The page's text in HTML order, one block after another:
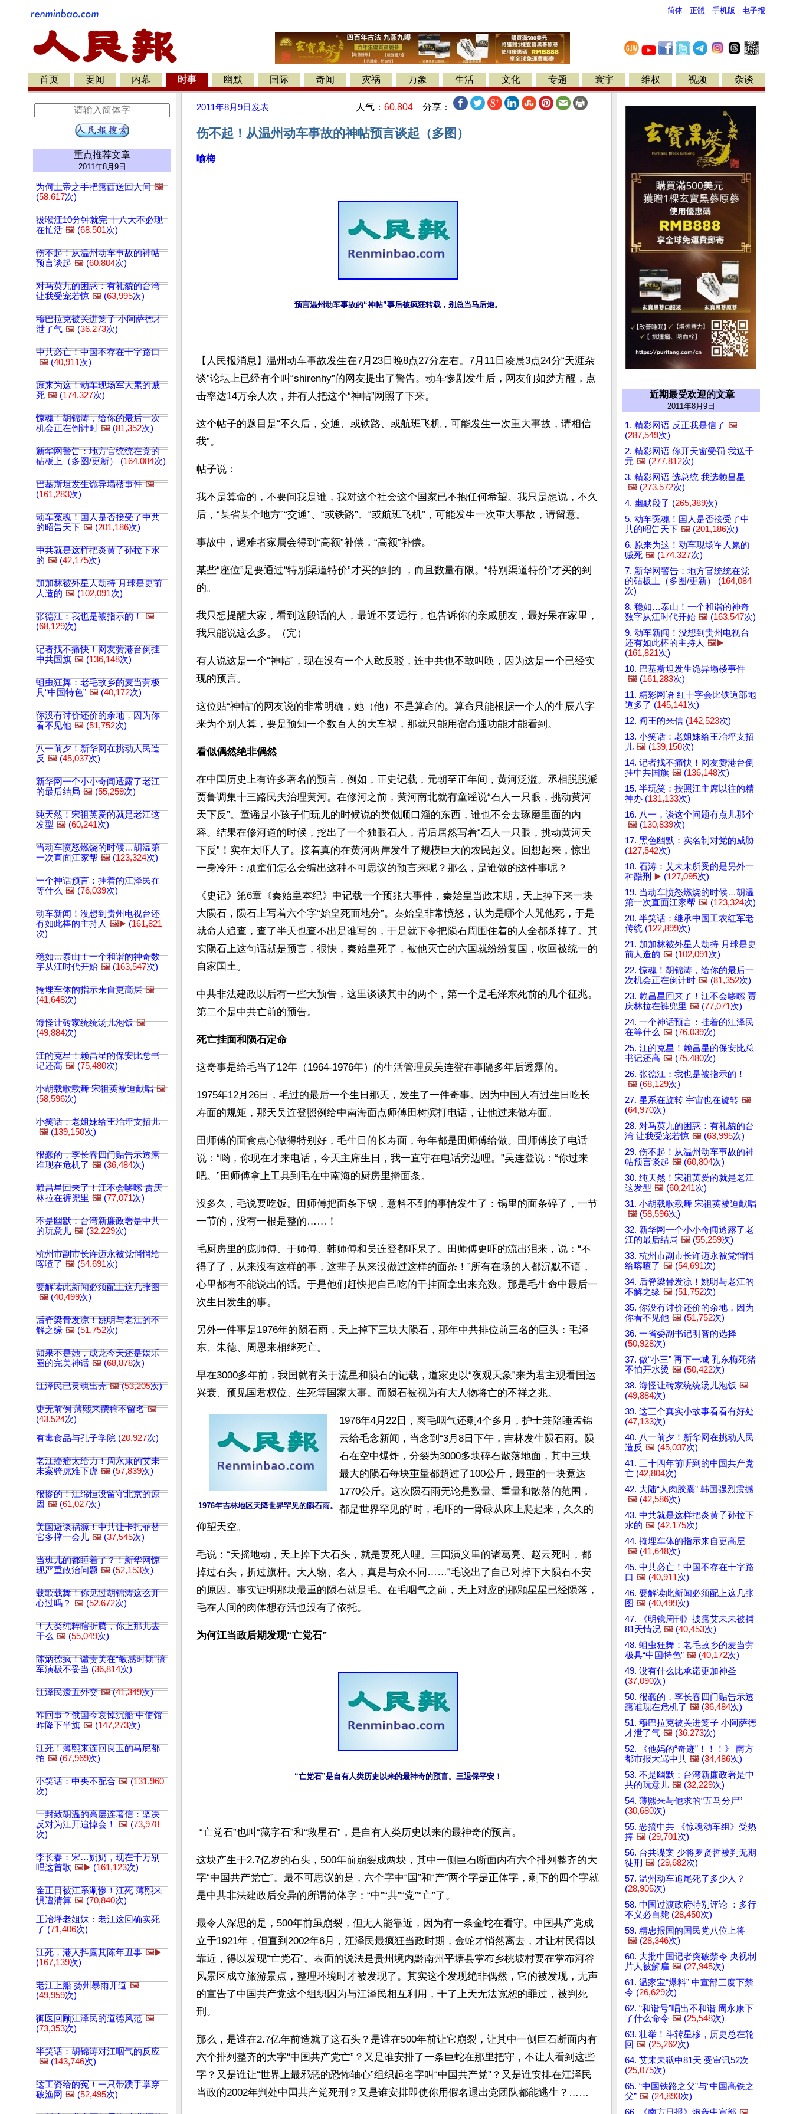
简体 - 正體 - 手机版 - 电子报
首页 要闻 内幕 时事 幽默 国际 奇闻 灾祸 万象 生活 文化 专题 寰宇 维权 视频 杂谈
重点推荐文章
2011年8月9日
为何上帝之手把露西送回人间 🖼️
(58,617次)
拔喉江10分钟就完 十八大不必现
在忙活 🖼️ (68,501次)
伤不起！从温州动车事故的神帖
预言谈起 🖼️ (60,804次)
对马英九的困惑：有礼貌的台湾
让我受宠若惊 🖼️ (63,995次)
穆巴拉克被关进笼子 小阿萨德才
泄了气 🖼️ (36,273次)
中共必亡！中国不存在十字路口
🖼️ (40,911次)
原来为这！动车现场军人累的贼
死 🖼️ (174,327次)
惊魂！胡锦涛，给你的最后一次
机会正在倒计时 🖼️ (81,352次)
新华网警告：地方官统统在党的
砧板上（多图/更新） (164,084次)
巴基斯坦发生诡异塌楼事件 🖼️
(161,283次)
动车冤魂！国人是否接受了中共
的昭告天下 🖼️ (201,186次)
中共就是这样把炎黄子孙拉下水
的 🖼️ (42,175次)
加加林被外星人劫持 月球是史前
人造的 🖼️ (102,091次)
张德江：我也是被指示的！ 🖼️
(68,129次)
记者找不痛快！网友赞港台倒挂
中共国旗 🖼️ (136,148次)
蛆虫狂舞：老毛故乡的麦当劳极
具“中国特色” 🖼️ (40,172次)
你没有讨价还价的余地，因为你
看不见他 🖼️ (51,752次)
八一前夕！新华网在挑动人民造
反 🖼️ (45,037次)
新华网一个小小奇闻透露了老江
的最后结局 🖼️ (55,259次)
纯天然！宋祖英爱的就是老江这
发型 🖼️ (60,241次)
当动车愤怒燃烧的时候…胡温第
一次直面江家帮 🖼️ (123,324次)
一个神话预言：挂着的江泽民在
等什么 🖼️ (76,039次)
动车新闻！没想到贵州电视台还
有如此棒的主持人 🖼️▶️ (161,821
次)
稳如…泰山！一个和谐的神奇数
字从江时代开始 🖼️ (163,547次)
掩埋车体的指示来自更高层 🖼️
(41,648次)
海怪让砖家统统汤儿泡饭 🖼️
(49,884次)
江的克星！赖昌星的保安比总书
记还高 🖼️ (75,480次)
小胡载歌载舞 宋祖英被迫献唱 🖼️
(58,596次)
小笑话：老姐妹给王冶坪支招儿
🖼️ (139,150次)
很蠢的，李长春四门贴告示透露
谁现在危机了 🖼️ (36,484次)
赖昌星回来了！江不会哆嗦 贾庆
林拉在裤兜里 🖼️ (77,071次)
不是幽默：台湾新廉政署是中共
的玩意儿 🖼️ (32,229次)
杭州市副市长许迈永被党悄悄给
喀喳了 🖼️ (54,691次)
要解读此新闻必须配上这几张图
🖼️ (40,499次)
后脊梁骨发凉！姚明与老江的不
解之缘 🖼️ (51,752次)
如果不是她，成龙今天还是娱乐
圈的完美神话 🖼️ (68,878次)
江泽民已灵魂出壳 🖼️(53,205次)
史无前例 薄熙来撰稿不留名 🖼️
(43,524次)
有毒食品与孔子学院 (20,927次)
老江癌瘤太给力！周永康的艾未
未案骑虎难下虎 🖼️ (57,839次)
很惨的！江绵恒没留守北京的原
因 🖼️ (61,027次)
美国避谈祸源！中共让卡扎菲替
它多撑一会儿 🖼️ (37,545次)
当班儿的都睡着了？！新华网惊
现严重政治问题 🖼️ (52,153次)
载歌载舞！你见过胡锦涛这么开
心过吗？ 🖼️ (52,672次)
！人类纯粹瞎折腾，你上那儿去
干么 🖼️ (55,049次)
陈炳德疯！谴责美在“敏感时期”搞
军演极不妥当 (36,814次)
江泽民遗丑外交 🖼️(41,349次)
咋回事？俄国今哀悼沉船 中使馆
昨降下半旗 🖼️ (147,273次)
江死！薄熙来连回良玉的马屁都
拍 🖼️ (67,969次)
小笑话：中央不配合 🖼️(131,960
次)
一封致胡温的高层连署信：坚决
反对为江开追悼会！
🖼️ (73,978
次)
李长春：宋…奶奶，现在千万别
唱这首歌 🖼️▶️ (161,123次)
金正日被江系涮惨！江死 薄熙来
惧遭清算 🖼️ (70,840次)
王冶坪老姐妹：老江这回确实死
了 (71,406次)
江死，港人抖露其陈年丑事 🖼️▶️
(167,139次)
老江上船 扬州暴雨开道 🖼️
(49,959次)
御医回顾江泽民的道德风范 🖼️
(73,353次)
半笑话：胡锦涛对江咽气的反应
🖼️ (143,746次)
这工资给的冤！一只带蹼手掌穿
破渔网 🖼️ (52,495次)
2011年8月9日 发表 人气： 60,804 分享：
伤不起！从温州动车事故的神帖预言谈起（多图）
喻梅
预言温州动车事故的“神帖”事后被疯狂转载，别总当马后炮。
【人民报消息】温州动车事故发生在7月23日晚8点27分左右。7月11日凌晨3点24分“天涯杂
谈”论坛上已经有个叫“shirenhy”的网友提出了警告。动车惨剧发生后，网友们如梦方醒，点
击率达14万余人次，并有人把这个“神帖”网照了下来。
这个帖子的题目是“不久后，交通、或铁路、或航班飞机，可能发生一次重大事故，请相信
我”。
帖子说：
我不是算命的，不要问我是谁，我对这个社会这个国家已不抱任何希望。我只是想说，不久
后，“某省某个地方”“交通”、“或铁路”、“或航班飞机”，可能发生一次重大事故，请留意。
事故中，遇难者家属会得到“高额”补偿，“高额”补偿。
某些“座位”是要通过“特别渠道特价”才买的到的 ，而且数量有限。“特别渠道特价”才买的到
的。
我只想提醒大家，看到这段话的人，最近不要远行，也告诉你的亲戚朋友，最好呆在家里，
我只能说这么多。（完）
有人说这是一个“神帖”，现在没有一个人敢反驳，连中共也不敢叫唤，因为这是一个已经实
现的预言。
这位贴“神帖”的网友说的非常明确，她（他）不是算命的。算命只能根据一个人的生辰八字
来为个别人算，要是预知一个数百人的大车祸，那就只能用宿命通功能才能看到。
看似偶然绝非偶然
在中国历史上有许多著名的预言，例如，正史记载，元朝至正年间，黄河泛滥。丞相脱脱派
贾鲁调集十三路民夫治理黄河。在修河之前，黄河南北就有童谣说“石人一只眼，挑动黄河
天下反”。童谣是小孩子们玩儿的时候说的类似顺口溜的东西，谁也不会去琢磨里面的内
容。结果在修河道的时候，挖出了一个独眼石人，背后居然写着“石人一只眼，挑动黄河天
下反”！实在太吓人了。接着真的在黄河两岸发生了规模巨大的农民起义。回想起来，惊出
一身冷汗：顽童们怎么会编出这种不可思议的预言来呢？那么，是谁做的这件事呢？
《史记》第6章《秦始皇本纪》中记载一个预兆大事件，秦始皇当政末期，天上掉下来一块
大陨石，陨石上写着六个字“始皇死而地分”。秦始皇非常愤怒，认为是哪个人咒他死，于是
就命人追查，查了半天也查不出是谁写的，于是就下令把陨石周围住着的人全都杀掉了。其
实陨石上这句话就是预言，很快，秦始皇死了，被他灭亡的六国就纷纷复国，收回被统一的
自家国土。
中共非法建政以后有一些大预告，这里谈谈其中的两个，第一个是毛泽东死前的几个征兆。
第二个是中共亡前的预告。
死亡挂面和陨石定命
这奇事是给毛当了12年（1964-1976年）的生活管理员吴连登在事隔多年后透露的。
1975年12月26日，毛过的最后一个生日那天，发生了一件奇事。因为中国人有过生日吃长
寿面的规矩，那天吴连登照例给中南海面点师傅田树滨打电话，让他过来做寿面。
田师傅的面食点心做得特别好，毛生日的长寿面，每年都是田师傅给做。田师傅接了电话
说：“哟，你现在才来电话，今天主席生日，我一直守在电话旁边哩。”吴连登说：“你过来
吧。”田师傅拿上工具到毛在中南海的厨房里擀面条。
没多久，毛说要吃饭。田师傅把面条下锅，意料不到的事情发生了：锅里的面条碎了，一节
一节的，没有一根是整的……！
毛厨房里的庞师傅、于师傅、韩师傅和吴连登都吓呆了。田师傅更吓的流出泪来，说：“不
得了了，从来没有这样的事，这辈子从来没做过这样的面条！”所有在场的人都沉默不语，
心里都有不能说出的话。于是他们赶快把自己吃的干挂面拿出来充数。那是毛生命中最后一
次生日发生的事。
另外一件事是1976年的陨石雨，天上掉下三块大陨石，那年中共排位前三名的巨头：毛泽
东、朱德、周恩来相继死亡。
早在3000多年前，我国就有关于流星和陨石的记载，道家更以“夜观天象”来为君主观看国运
兴衰、预见国君权位、生死等国家大事。而陨石被视为有大人物将亡的不祥之兆。
1976年吉林地区天降世界罕见的陨石雨。
1976年4月22日，离毛咽气还剩4个多月，护士兼陪睡孟锦
云给毛念新闻，当念到“3月8日下午，吉林发生陨石雨。陨
石在空中爆炸，分裂为3000多块碎石散落地面，其中三块
最大的陨石每块重量都超过了100公斤，最重的一块竟达
1770公斤。这次陨石雨无论是数量、重量和散落的范围，
都是世界罕见的”时，毛吓的一骨碌从床上爬起来，久久的
仰望天空。
毛说：“天摇地动，天上掉下大石头，就是要死人哩。三国演义里的诸葛亮、赵云死时，都
掉过石头，折过旗杆。大人物、名人，真是与众不同……”毛说出了自己对掉下大陨石不安
的原因。事实证明那块最重的陨石就是毛。在毛咽气之前，天上对应的那颗星星已经陨落，
毛在人间的肉体想存活也没有了依托。
为何江当政后期发现“亡党石”
“亡党石”是自有人类历史以来的最神奇的预言。三退保平安！
“亡党石”也叫“藏字石”和“救星石”，是自有人类历史以来的最神奇的预言。
这块产生于2.7亿岁的石头，500年前崩裂成两块，其中一侧巨石断面内有六个排列整齐的大
字“中国共产党亡”。最不可思议的是，六个字中“国”和“产”两个字是正体字，剩下的四个字就
是中共非法建政后变异的所谓简体字：“中”“共”“党”“亡”了。
最令人深思的是，500年前虽崩裂，但无人能靠近，因为有一条金蛇在看守。中国共产党成
立于1921年，但直到2002年6月，江泽民最疯狂当政时期，金蛇才悄然离去，才让村民得以
靠近，得以发现“亡党石”。表面的说法是贵州境内黔南州平塘县掌布乡桃坡村要在掌布河谷
风景区成立旅游景点，整理环境时才被发现了。其实这个发现绝非偶然，它的被发现，无声
的宣告了中国共产党这个组织因为与江泽民相互利用，干了上天无法宽恕的罪过，被判死
刑。
那么，是谁在2.7亿年前造就了这石头？是谁在500年前让它崩裂，让其中一侧巨石断面内有
六个排列整齐的大字“中国共产党亡”？又是谁安排了一条巨蛇在那里把守，不让人看到这些
字？又是谁让“世界上最邪恶的恐怖轴心”组织起名字叫“中国共产党”？又是谁安排在江泽民
当政的2002年判处中国共产党死刑？又是谁安排即使你用假名退出党团队都能逃生？……
近期最受欢迎的文章
2011年8月9日
1. 精彩网语 反正我是信了 🖼️
(287,549次)
2. 精彩网语 你开天窗受罚 我送千
元 🖼️ (277,812次)
3. 精彩网语 选总统 我选赖昌星
🖼️ (273,572次)
4. 幽默段子 (265,389次)
5. 动车冤魂！国人是否接受了中
共的昭告天下 🖼️ (201,186次)
6. 原来为这！动车现场军人累的
贼死 🖼️ (174,327次)
7. 新华网警告：地方官统统在党
的砧板上（多图/更新） (164,084
次)
8. 稳如…泰山！一个和谐的神奇
数字从江时代开始 🖼️ (163,547次)
9. 动车新闻！没想到贵州电视台
还有如此棒的主持人 🖼️▶️
(161,821次)
10. 巴基斯坦发生诡异塌楼事件
🖼️ (161,283次)
11. 精彩网语 红十字会比铁道部地
道多了 (145,141次)
12. 阎王的来信 (142,523次)
13. 小笑话：老姐妹给王冶坪支招
儿 🖼️ (139,150次)
14. 记者找不痛快！网友赞港台倒
挂中共国旗 🖼️ (136,148次)
15. 半玩笑：按照江主席以往的精
神办 (131,133次)
16. 八一，谈这个问题有点儿那个
🖼️ (130,839次)
17. 黑色幽默：实名制对党的威胁
(127,542次)
18. 石涛：艾未未所受的是另外一
种酷刑 ▶️ (127,095次)
19. 当动车愤怒燃烧的时候…胡温
第一次直面江家帮 🖼️ (123,324次)
20. 半笑话：继承中国工农红军老
传统 (122,899次)
21. 加加林被外星人劫持 月球是史
前人造的 🖼️ (102,091次)
22. 惊魂！胡锦涛，给你的最后一
次机会正在倒计时 🖼️ (81,352次)
23. 赖昌星回来了！江不会哆嗦 贾
庆林拉在裤兜里 🖼️ (77,071次)
24. 一个神话预言：挂着的江泽民
在等什么 🖼️ (76,039次)
25. 江的克星！赖昌星的保安比总
书记还高 🖼️ (75,480次)
26. 张德江：我也是被指示的！
🖼️ (68,129次)
27. 星系在旋转 宇宙也在旋转 🖼️
(64,970次)
28. 对马英九的困惑：有礼貌的台
湾 让我受宠若惊 🖼️ (63,995次)
29. 伤不起！从温州动车事故的神
帖预言谈起 🖼️ (60,804次)
30. 纯天然！宋祖英爱的就是老江
这发型 🖼️ (60,241次)
31. 小胡载歌载舞 宋祖英被迫献唱
🖼️ (58,596次)
32. 新华网一个小小奇闻透露了老
江的最后结局 🖼️ (55,259次)
33. 杭州市副市长许迈永被党悄悄
给喀喳了 🖼️ (54,691次)
34. 后脊梁骨发凉！姚明与老江的
不解之缘 🖼️ (51,752次)
35. 你没有讨价还价的余地，因为
你看不见他 🖼️ (51,752次)
36. 一省委副书记明智的选择
(50,928次)
37. 做“小三” 再下一城 孔东梅死猪
不怕开水烫 🖼️ (50,422次)
38. 海怪让砖家统统汤儿泡饭 🖼️
(49,884次)
39. 这三个真实小故事看看有好处
(47,133次)
40. 八一前夕！新华网在挑动人民
造反 🖼️ (45,037次)
41. 三十四年前听到的中国共产党
亡 (42,804次)
42. 大陆“人肉胶囊” 韩国强烈震撼
🖼️ (42,586次)
43. 中共就是这样把炎黄子孙拉下
水的 🖼️ (42,175次)
44. 掩埋车体的指示来自更高层
🖼️ (41,648次)
45. 中共必亡！中国不存在十字路
口 🖼️ (40,911次)
46. 要解读此新闻必须配上这几张
图 🖼️ (40,499次)
47. 《明镜周刊》披露艾未未被捕
81天情况 🖼️ (40,453次)
48. 蛆虫狂舞：老毛故乡的麦当劳
极具“中国特色” 🖼️ (40,172次)
49. 没有什么比承诺更加神圣
(37,090次)
50. 很蠢的，李长春四门贴告示透
露谁现在危机了 🖼️ (36,484次)
51. 穆巴拉克被关进笼子 小阿萨德
才泄了气 🖼️ (36,273次)
52. 《他妈的“奇迹”！！！》 南方
都市报大骂中共 🖼️ (34,486次)
53. 不是幽默：台湾新廉政署是中
共的玩意儿 🖼️ (32,229次)
54. 薄熙来与他求的“五马分尸”
(30,680次)
55. 恶搞中共 《惊魂动车组》受热
捧 🖼️ (29,701次)
56. 台共谍案 少将罗贤哲被判无期
徒刑 🖼️ (29,682次)
57. 温州动车追尾死了多少人？
(28,905次)
58. 中国过渡政府特别评论 ：多行
不义必自毙 (28,450次)
59. 精忠报国的国民党八位上将
🖼️ (28,346次)
60. 大批中国记者突破禁令 央视制
片人被解雇 🖼️ (27,945次)
61. 温家宝“爆料” 中宣部三度下禁
令 (26,629次)
62. “和谐号”唱出不和谐 周永康下
了什么命令 🖼️ (25,548次)
63. 壮举！斗转星移，历史总在轮
回 🖼️ (25,262次)
64. 艾未未狱中81天 受审讯52次
(25,075次)
65. “中国铁路之父”与“中国高铁之
父” 🖼️ (24,893次)
66. 《南方日报》炮轰中宣部 🖼️